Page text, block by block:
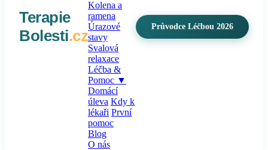
Terapie
Bolesti.cz
Kolena a
ramena
Úrazové
stavy
Svalová
relaxace
Léčba &
Pomoc ▼
Domácí
úleva Kdy k
lékaři První
pomoc
Blog
O nás
Průvodce Léčbou 2026